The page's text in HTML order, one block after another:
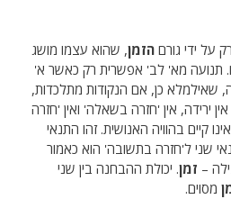
על ידי גורם הזמן, שהוא עצמו מושג
תנועה מא' לב' אפשרית רק כאשר א'
שאילמלא כן, אם הנקודות מתלכדות,
ירידה, אין 'חזרה בשאלה' ואין 'חזרה
קיים בהוויה האנושית. זהו התנאי
שני ל'חזרה בתשובה' הוא כאמור
– זמן. יכולת ההבחנה בין שני
מסוים.